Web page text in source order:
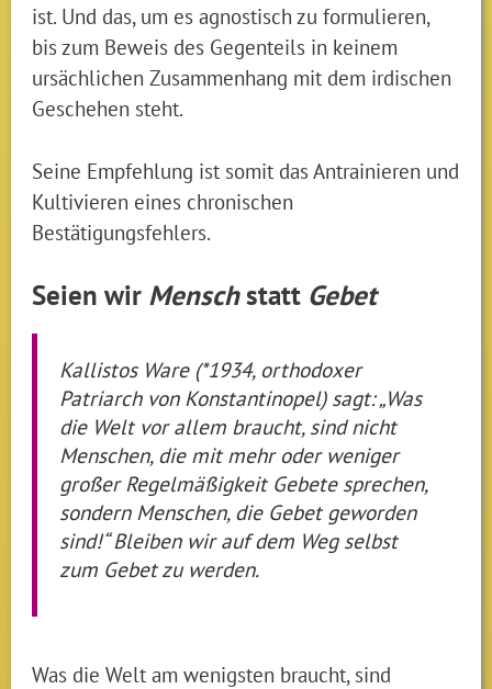
ist. Und das, um es agnostisch zu formulieren,
bis zum Beweis des Gegenteils in keinem
ursächlichen Zusammenhang mit dem irdischen
Geschehen steht.
Seine Empfehlung ist somit das Antrainieren und
Kultivieren eines chronischen
Bestätigungsfehlers.
Seien wir Menschstatt Gebet
Kallistos Ware (*1934, orthodoxer
Patriarch von Konstantinopel) sagt: „Was
die Welt vor allem braucht, sind nicht
Menschen, die mit mehr oder weniger
großer Regelmäßigkeit Gebete sprechen,
sondern Menschen, die Gebet geworden
sind!“ Bleiben wir auf dem Weg selbst
zum Gebet zu werden.
Was die Welt am wenigsten braucht, sind